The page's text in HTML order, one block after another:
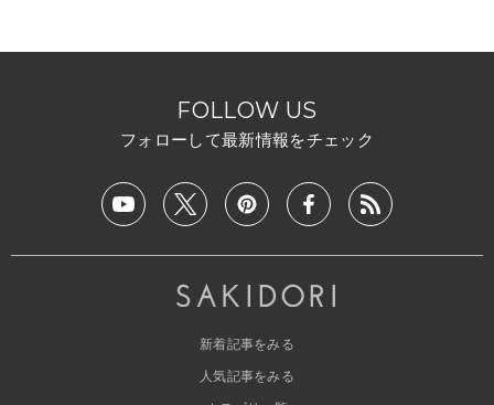
FOLLOW US
フォローして最新情報をチェック
新着記事をみる
人気記事をみる